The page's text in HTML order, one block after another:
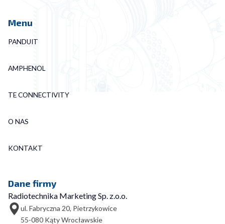
Menu
PANDUIT
AMPHENOL
TE CONNECTIVITY
O NAS
KONTAKT
Dane firmy
Radiotechnika Marketing Sp. z.o.o.
ul. Fabryczna 20, Pietrzykowice
55-080 Kąty Wrocławskie